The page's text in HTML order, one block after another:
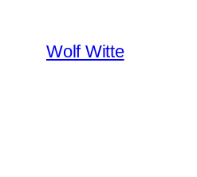
Inhalt
springen
Wolf Witte